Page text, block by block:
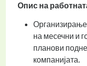
Опис на
Организирање
на месечни и
планови
компанијата.